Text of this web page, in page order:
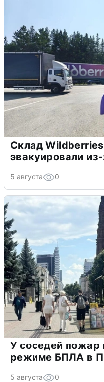
Склад
эвакуировали
5 августа 0
У соседей пожар
режиме БПЛА в
5 августа 0